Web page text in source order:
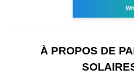
À PROPOS DE